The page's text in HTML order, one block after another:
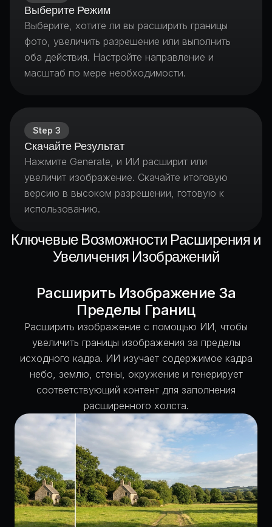
Выберите Режим
Выберите, хотите ли вы расширить границы
фото, увеличить разрешение или выполнить
оба действия. Настройте направление и
масштаб по мере необходимости.
Step 3
Скачайте Результат
Нажмите Generate, и ИИ расширит или
увеличит изображение. Скачайте итоговую
версию в высоком разрешении, готовую к
использованию.
Ключевые Возможности Расширения и
Увеличения Изображений
Расширить Изображение За
Пределы Границ
Расширить изображение с помощью ИИ, чтобы
увеличить границы изображения за пределы
исходного кадра. ИИ изучает содержимое кадра
небо, землю, стены, окружение и генерирует
соответствующий контент для заполнения
расширенного холста.